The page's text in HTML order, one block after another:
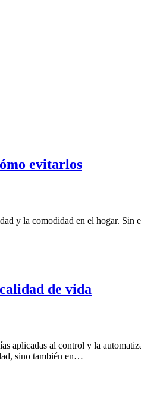
evitarlos
y la comodidad en el hogar. Sin
de vida
aplicadas al control y la
sino también en…